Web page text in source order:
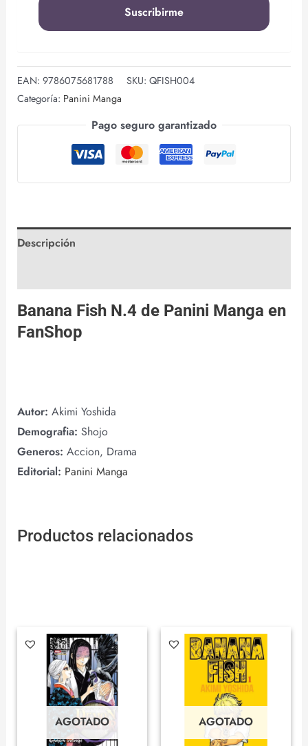
EAN: 9786075681788 SKU: QFISH004
Categoría: Panini Manga
Pago seguro garantizado
Descripción
Banana Fish N.4 de Panini Manga en
FanShop
Autor: Akimi Yoshida
Demografia: Shojo
Generos: Accion, Drama
Editorial: Panini Manga
Productos relacionados
AGOTADO AGOTADO